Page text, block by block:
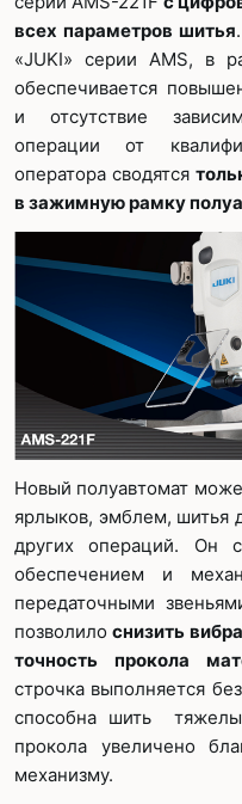
всех параметров шитья
«JUKI» серии AMS, в
обеспечивается
и отсутствие
операции от
оператора сводятся
в зажимную рамку
Новый полуавтомат
ярлыков, эмблем, шитья
других операций. Он
обеспечением и
передаточными
позволилоснизить
точность прокола
строчка выполняется
способна шить
прокола увеличено
механизму.